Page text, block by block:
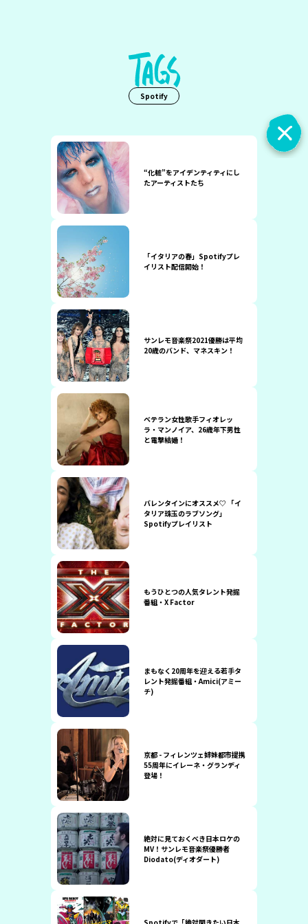
Spotify
“化粧”をアイデンティティにし
たアーティストたち
「イタリアの春」Spotifyプレ
イリスト配信開始！
サンレモ音楽祭2021優勝は平均
20歳のバンド、マネスキン！
ベテラン女性歌手フィオレッ
ラ・マンノイア、26歳年下男性
と電撃結婚！
バレンタインにオススメ♡ 「イ
タリア珠玉のラブソング」
Spotifyプレイリスト
もうひとつの人気タレント発掘
番組・X Factor
まもなく20周年を迎える若手タ
レント発掘番組・Amici(アミー
チ)
京都 - フィレンツェ姉妹都市提携
55周年にイレーネ・グランディ
登場！
絶対に見ておくべき日本ロケの
MV！サンレモ音楽祭優勝者
Diodato(ディオダート)
Spotifyで「絶対聞きたい日本